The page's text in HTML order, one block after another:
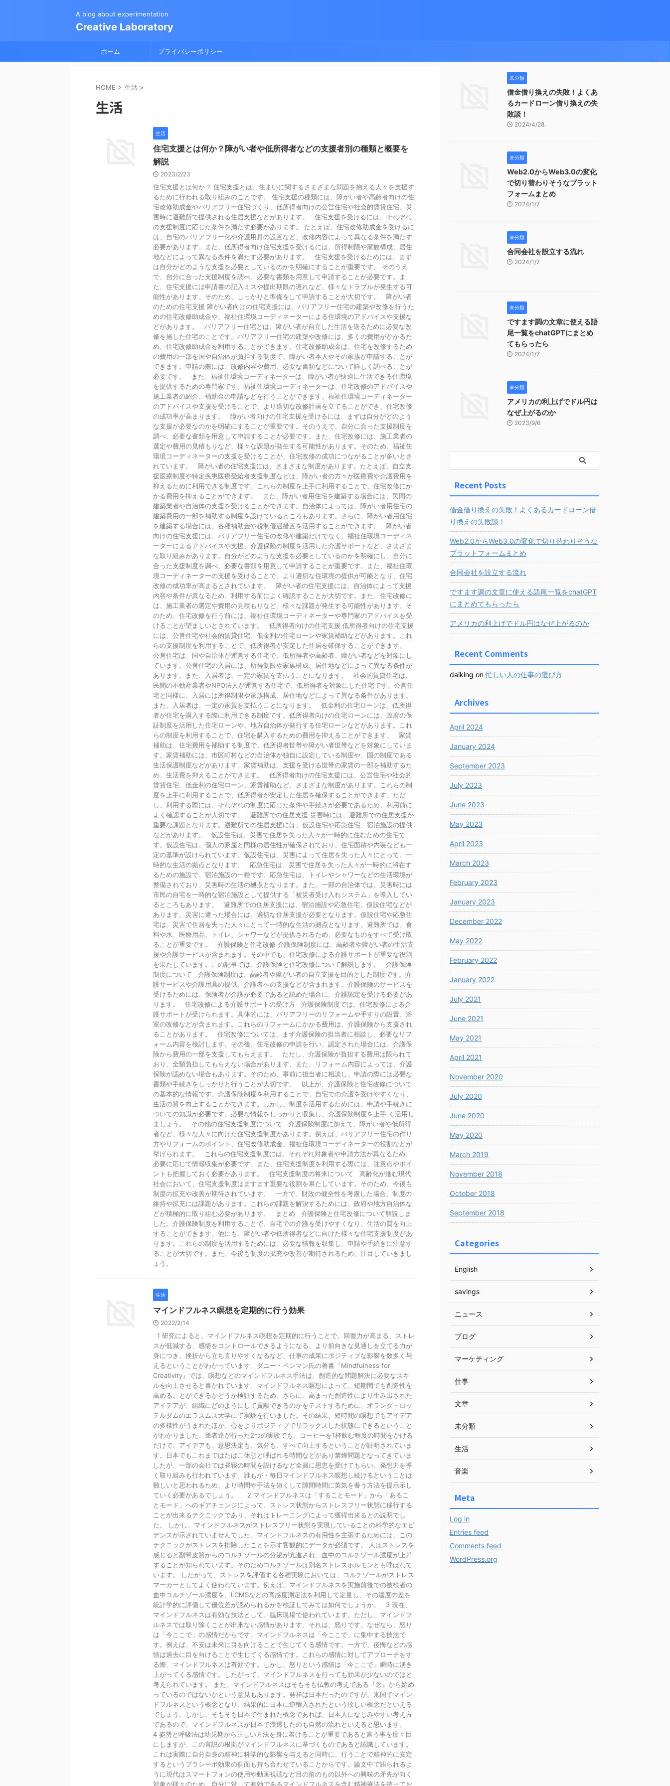
A blog about experimentation
Creative Laboratory
ホーム プライバシーポリシー
HOME > 生活 >
生活
生活
住宅支援とは何か？障がい者や低所得者などの支援者別の種類と概要を
解説
2023/2/23
住宅支援とは何か？ 住宅支援とは、住まいに関するさまざまな問題を抱える人々を支援す
るために行われる取り組みのことです。 住宅支援の種類には、障がい者や高齢者向けの住
宅改修助成金やバリアフリー住宅づくり、低所得者向けの公営住宅や社会的賃貸住宅、災
害時に避難所で提供される住居支援などがあります。 住宅支援を受けるには、それぞれ
の支援制度に応じた条件を満たす必要があります。 たとえば、住宅改修助成金を受けるに
は、自宅のバリアフリー化や介護用具の設置など、改修内容によって異なる条件を満たす
必要があります。また、低所得者向け住宅支援を受けるには、所得制限や家族構成、居住
地などによって異なる条件を満たす必要があります。 住宅支援を受けるためには、まず
は自分がどのような支援を必要としているのかを明確にすることが重要です。 そのうえ
で、自分に合った支援制度を調べ、必要な書類を用意して申請することが必要です。ま
た、住宅支援には申請書の記入ミスや提出期限の遅れなど、様々なトラブルが発生する可
能性があります。そのため、しっかりと準備をして申請することが大切です。 障がい者
のための住宅支援 障がい者向けの住宅支援には、バリアフリー住宅の建築や改修を行うた
めの住宅改修助成金や、福祉住環境コーディネーターによる住環境のアドバイスや支援な
どがあります。 バリアフリー住宅とは、障がい者が自立した生活を送るために必要な改
修を施した住宅のことです。バリアフリー住宅の建築や改修には、多くの費用がかかるた
め、住宅改修助成金を利用することができます。住宅改修助成金は、住宅を改修するため
の費用の一部を国や自治体が負担する制度で、障がい者本人やその家族が申請することが
できます。申請の際には、改修内容や費用、必要な書類などについて詳しく調べることが
必要です。 また、福祉住環境コーディネーターは、障がい者が快適に生活できる住環境
を提供するための専門家です。福祉住環境コーディネーターは、住宅改修のアドバイスや
施工業者の紹介、補助金の申請などを行うことができます。福祉住環境コーディネーター
のアドバイスや支援を受けることで、より適切な改修計画を立てることができ、住宅改修
の成功率が高まります。 障がい者向けの住宅支援を受けるには、まずは自分がどのよう
な支援が必要なのかを明確にすることが重要です。そのうえで、自分に合った支援制度を
調べ、必要な書類を用意して申請することが必要です。また、住宅改修には、施工業者の
選定や費用の見積もりなど、様々な課題が発生する可能性があります。そのため、福祉住
環境コーディネーターの支援を受けることが、住宅改修の成功につながることが多いとさ
れています。 障がい者の住宅支援には、さまざまな制度があります。たとえば、自立支
援医療制度や特定疾患医療受給者支援制度などは、障がい者の方々が医療費や介護費用を
抑えるために利用できる制度です。これらの制度を上手に利用することで、住宅改修にか
かる費用を抑えることができます。 また、障がい者用住宅を建築する場合には、民間の
建築業者や自治体の支援を受けることができます。自治体によっては、障がい者用住宅の
建築費用の一部を補助する制度を設けているところもあります。さらに、障がい者用住宅
を建築する場合には、各種補助金や税制優遇措置を活用することができます。 障がい者
向けの住宅支援には、バリアフリー住宅の改修や建築だけでなく、福祉住環境コーディネ
ーターによるアドバイスや支援、介護保険の制度を活用した介護サポートなど、さまざま
な取り組みがあります。自分がどのような支援を必要としているのかを明確にし、自分に
合った支援制度を調べ、必要な書類を用意して申請することが重要です。また、福祉住環
境コーディネーターの支援を受けることで、より適切な住環境の提供が可能となり、住宅
改修の成功率が高まるとされています。 障がい者の住宅支援には、自治体によって支援
内容や条件が異なるため、利用する前によく確認することが大切です。また、住宅改修に
は、施工業者の選定や費用の見積もりなど、様々な課題が発生する可能性があります。そ
のため、住宅改修を行う前には、福祉住環境コーディネーターや専門家のアドバイスを受
けることが望ましいとされています。 低所得者向けの住宅支援 低所得者向けの住宅支援
には、公営住宅や社会的賃貸住宅、低金利の住宅ローンや家賃補助などがあります。これ
らの支援制度を利用することで、低所得者が安定した住居を確保することができます。
公営住宅は、国や自治体が運営する住宅で、低所得者や高齢者、障がい者などを対象にし
ています。公営住宅の入居には、所得制限や家族構成、居住地などによって異なる条件が
あります。また、入居者は、一定の家賃を支払うことになります。 社会的賃貸住宅は、
民間の不動産業者やNPO法人が運営する住宅で、低所得者を対象にした住宅です。公営住
宅と同様に、入居には所得制限や家族構成、居住地などによって異なる条件があります。
また、入居者は、一定の家賃を支払うことになります。 低金利の住宅ローンは、低所得
者が住宅を購入する際に利用できる制度です。低所得者向けの住宅ローンには、政府の保
証制度を活用した住宅ローンや、地方自治体が発行する住宅ローンなどがあります。これ
らの制度を利用することで、住宅を購入するための費用を抑えることができます。 家賃
補助は、住宅費用を補助する制度で、低所得者世帯や障がい者世帯などを対象にしていま
す。家賃補助には、市区町村などの自治体が独自に設定している制度や、国の制度である
生活保護制度などがあります。家賃補助は、支援を受ける世帯の家賃の一部を補助するた
め、生活費を抑えることができます。 低所得者向けの住宅支援には、公営住宅や社会的
賃貸住宅、低金利の住宅ローン、家賃補助など、さまざまな制度があります。これらの制
度を上手に利用することで、低所得者が安定した住居を確保することができます。ただ
し、利用する際には、それぞれの制度に応じた条件や手続きが必要であるため、利用前に
よく確認することが大切です。 避難所での住居支援 災害時には、避難所での住居支援が
重要な課題となります。避難所での住居支援には、仮設住宅や応急住宅、宿泊施設の提供
などがあります。 仮設住宅は、災害で住居を失った人々が一時的に住むための住宅で
す。仮設住宅は、個人の家屋と同様の居住性が確保されており、住宅面積や内装なども一
定の基準が設けられています。仮設住宅は、災害によって住居を失った人々にとって、一
時的な生活の拠点となります。 応急住宅は、災害で住居を失った人々が一時的に滞在す
るための施設で、宿泊施設の一種です。応急住宅は、トイレやシャワーなどの生活環境が
整備されており、災害時の生活の拠点となります。また、一部の自治体では、災害時には
市民の自宅を一時的な宿泊施設として提供する「被災者受け入れシステム」を導入してい
るところもあります。 避難所での住居支援には、宿泊施設や応急住宅、仮設住宅などが
あります。災害に遭った場合には、適切な住居支援が必要となります。仮設住宅や応急住
宅は、災害で住居を失った人々にとって一時的な生活の拠点となります。避難所では、食
料や水、医療用品、トイレ、シャワーなどが提供されるため、必要なものをすべて受け取
ることが重要です。 介護保険と住宅改修 介護保険制度には、高齢者や障がい者の生活支
援や介護サービスが含まれます。その中でも、住宅改修による介護サポートが重要な役割
を果たしています。この記事では、介護保険と住宅改修について解説します。 介護保険
制度について 介護保険制度は、高齢者や障がい者の自立支援を目的とした制度です。介
護サービスや介護用具の提供、介護者への支援などが含まれます。介護保険のサービスを
受けるためには、保険者が介護が必要であると認めた場合に、介護認定を受ける必要があ
ります。 住宅改修による介護サポートの受け方 介護保険制度では、住宅改修による介
護サポートが受けられます。具体的には、バリアフリーのリフォームや手すりの設置、浴
室の改修などが含まれます。これらのリフォームにかかる費用は、介護保険から支援され
ることがあります。 住宅改修については、まず介護保険の担当者に相談し、必要なリフ
ォーム内容を検討します。その後、住宅改修の申請を行い、認定された場合には、介護保
険から費用の一部を支援してもらえます。 ただし、介護保険が負担する費用は限られて
おり、全額負担してもらえない場合があります。また、リフォーム内容によっては、介護
保険が認めない場合もあります。そのため、事前に担当者に相談し、申請の際には必要な
書類や手続きをしっかりと行うことが大切です。 以上が、介護保険と住宅改修について
の基本的な情報です。介護保険制度を利用することで、自宅での介護を受けやすくなり、
生活の質を向上することができます。しかし、制度を活用するためには、申請や手続きに
ついての知識が必要です。必要な情報をしっかりと収集し、介護保険制度を上手 く活用し
ましょう。 その他の住宅支援制度について 介護保険制度に加えて、障がい者や低所得
者など、様々な人々に向けた住宅支援制度があります。例えば、バリアフリー住宅の作り
方やリフォームのポイント、住宅改修助成金、福祉住環境コーディネーターの役割などが
挙げられます。 これらの住宅支援制度には、それぞれ対象者や申請方法が異なるため、
必要に応じて情報収集が必要です。また、住宅支援制度を利用する際には、注意点やポイ
ントも把握しておく必要があります。 住宅支援制度の将来について 高齢化が進む現代
社会において、住宅支援制度はますます重要な役割を果たしています。そのため、今後も
制度の拡充や改善が期待されています。 一方で、財政の健全性を考慮した場合、制度の
維持や拡充には課題があります。これらの課題を解決するためには、政府や地方自治体な
どが積極的に取り組む必要があります。 まとめ 介護保険と住宅改修について解説しま
した。介護保険制度を利用することで、自宅での介護を受けやすくなり、生活の質を向上
することができます。他にも、障がい者や低所得者などに向けた様々な住宅支援制度があ
ります。これらの制度を活用するためには、必要な情報を収集し、申請や手続きに注意す
ることが大切です。また、今後も制度の拡充や改善が期待されるため、注目していきまし
ょう。
生活
マインドフルネス瞑想を定期的に行う効果
2022/2/14
1 研究によると、マインドフルネス瞑想を定期的に行うことで、回復力が高まる、ストレ
スが低減する、感情をコントロールできるようになる、より前向きな見通しを立てる力が
身につき、挫折から立ち直りやすくなるなど、仕事の成果にポジティブな影響を数多く与
えるということがわかっています。ダニー・ペンマン氏の著書『Mindfulness for
Creativity』では、瞑想などのマインドフルネス手法は、創造的な問題解決に必要なスキ
ルを向上させると書かれています。マインドフルネス瞑想によって、短期間でも創造性を
高めることができるかどうか検証するため、さらに、高まった創造性により生み出された
アイデアが、組織にどのようにして貢献できるのかをテストするために、オランダ・ロッ
テルダムのエラスムス大学にて実験を行いました。その結果、短時間の瞑想でもアイデア
の多様性がうまれたほか、心をよりポジティブでリラックスした状態にできるということ
がわかりました。筆者達が行った2つの実験でも、コーヒーを1杯飲む程度の時間をかける
だけで、アイデアも、意思決定も、気分も、すべて向上するということが証明されていま
す。日本でもこれまではたばこ休憩と呼ばれる時間などがあり禁煙問題となってきていま
したが、一部の会社では昼寝の時間を設けるなど全員に恩恵を受けてもらい、発想力を導
く取り組みも行われています。誰もが・毎日マインドフルネス瞑想し続けるということは
難しいと思われるため、より時間や手法を短くして隙間時間に英気を養う方法を提示示し
ていく必要があるでしょう。 2 マインドフルネスは「することモード」から「あるこ
とモード」へのギアチェンジによって、ストレス状態からストレスフリー状態に移行する
ことが出来るテクニックであり、それはトレーニングによって獲得出来るとの説明でし
た。 しかし、マインドフルネスがストレスフリー状態を実現していることの科学的なエビ
デンスが示されていませんでした。マインドフルネスの有用性を主張するためには、この
テクニックがストレスを排除したことを示す客観的にデータが必須です。 人はストレスを
感じると副腎皮質からのコルチゾールの分泌が亢進され、血中のコルチゾール濃度が上昇
することが知られています。そのためコルチゾールは別名ストレスホルモンとも呼ばれて
います。 したがって、ストレスを評価する各種実験においては、コルチゾールがストレス
マーカーとしてよく使われています。例えば、マインドフルネスを実施前後での被検者の
血中コルチゾール濃度を、LCMSなどの高感度測定法を利用して定量し、その濃度の差を
統計学的に評価して優位差が認められるかを検証してみては如何でしょうか。 3 現在、
マインドフルネスは有効な技法として、臨床現場で使われています。ただし、マインドフ
ルネスでは取り除くことが出来ない感情があります。それは、怒りです。なぜなら、怒り
は「今ここで」の感情だからです。マインドフルネスは「今ここで」に集中する技法で
す。例えば、不安は未来に目を向けることで生じてくる感情です。一方で、後悔などの感
情は過去に目を向けることで生じてくる感情です。これらの感情に対してアプローチをす
る際、マインドフルネスは有効です。しかし、怒りという感情は「今ここで」瞬時に湧き
上がってくる感情です。したがって、マインドフルネスを行っても効果が少ないのではと
考えられています。 また、マインドフルネスはそもそも仏教の考えである『念』から始め
っているのではないかという意見もあります。発祥は日本だったのですが、米国でマイン
ドフルネスという概念となり、結果的に日本に逆輸入されたという珍しい概念だといえる
でしょう。しかし、そもそも日本で生まれた概念であれば、日本人になじみやすい考え方
であるので、マインドフルネスが日本で浸透したのも自然の流れといえると思います。
4 姿勢と呼吸法は幼児期から正しい方法を身に着けることが重要であると言う事を度々目
にしますが、この言説の根拠がマインドフルネスに基づくものであると認識しています。
これは実際に自分自身の精神に科学的な影響を与えると同時に、行うことで精神的に安定
するというプラシーボ効果の側面も持ち合わせていることからです。論文中で語られるよ
うに現代はスマートフォンの使用や動画視聴など目の前のもの以外への興味の矛先が向く
対象が様々のため、自分に対して有効であるマインドフルネスを含む精神療法を持ってお
未分類
借金借り換えの失敗！よくあ
るカードローン借り換えの失
敗談！
2024/4/28
未分類
Web2.0からWeb3.0の変化
で切り替わりそうなプラット
フォームまとめ
2024/1/7
未分類
合同会社を設立する流れ
2024/1/7
未分類
ですます調の文章に使える語
尾一覧をchatGPTにまとめ
てもらったら
2024/1/7
未分類
アメリカの利上げでドル円は
なぜ上がるのか
2023/9/6
Recent Posts
借金借り換えの失敗！よくあるカードローン借
り換えの失敗談！
Web2.0からWeb3.0の変化で切り替わりそうな
プラットフォームまとめ
合同会社を設立する流れ
ですます調の文章に使える語尾一覧をchatGPT
にまとめてもらったら
アメリカの利上げでドル円はなぜ上がるのか
Recent Comments
daiking on忙しい人の仕事の選び方
Archives
April 2024
January 2024
September 2023
July 2023
June 2023
May 2023
April 2023
March 2023
February 2023
January 2023
December 2022
May 2022
February 2022
January 2022
July 2021
June 2021
May 2021
April 2021
November 2020
July 2020
June 2020
May 2020
March 2019
November 2018
October 2018
September 2018
Categories
English
savings
ニュース
ブログ
マーケティング
仕事
文章
未分類
生活
音楽
Meta
Log in
Entries feed
Comments feed
WordPress.org